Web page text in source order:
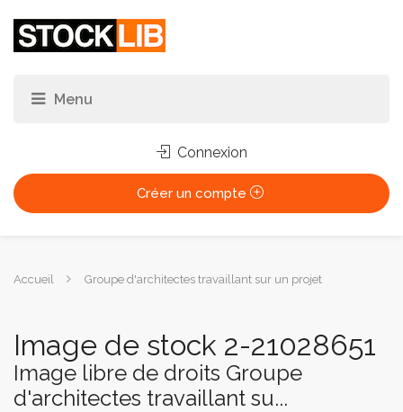
Connexion
Créer un compte
Vous
Accueil Groupe d'architectes travaillant sur un projet
Image de stock 2-21028651
Image libre de droits Groupe
d'architectes travaillant su...